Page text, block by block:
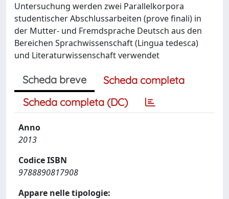
Untersuchung werden zwei Parallelkorpora
studentischer Abschlussarbeiten (prove finali) in
der Mutter- und Fremdsprache Deutsch aus den
Bereichen Sprachwissenschaft (Lingua tedesca)
und Literaturwissenschaft verwendet
Scheda breve
Scheda completa
Scheda completa (DC)
Anno
2013
Codice ISBN
9788890817908
Appare nelle tipologie: